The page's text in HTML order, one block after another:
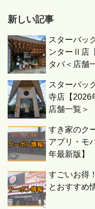
新しい記事
スターバッ
ンターⅡ店
タバ＜店舗
スターバッ
寺店【2026
店舗一覧＞
すき家のク
アプリ・モ
年最新版】
すごいお得
とおすすめ